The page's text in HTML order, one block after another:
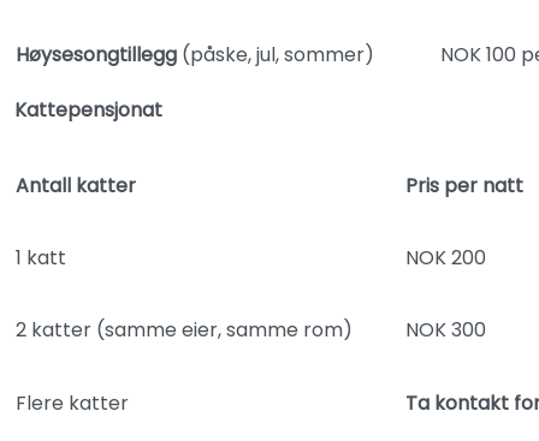
Høysesongtillegg (påske, jul, sommer)
NOK 100
Kattepensjonat
Antall katter Pris per natt
1 katt NOK 200
2 katter (samme eier, samme rom) NOK 300
Flere katter
Ta kontakt